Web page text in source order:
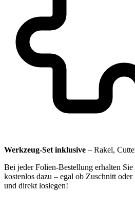
Werkzeug-Set inklusive – Rakel,
Bei jeder Folien-Bestellung erhalten Sie
kostenlos dazu – egal ob Zuschnitt
und direkt loslegen!